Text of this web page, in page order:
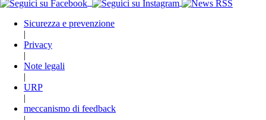
Sicurezza e prevenzione
|
Privacy
|
Note legali
|
URP
|
meccanismo di feedback